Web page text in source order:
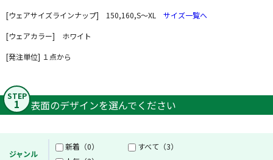
[ウェアサイズラインナップ] 150,160,S～XL サイズ一覧へ
[ウェアカラー] ホワイト
[発注単位] １点から
STEP
1 表面のデザインを選んでください
ジャンル
新着（0）
すべて（3）